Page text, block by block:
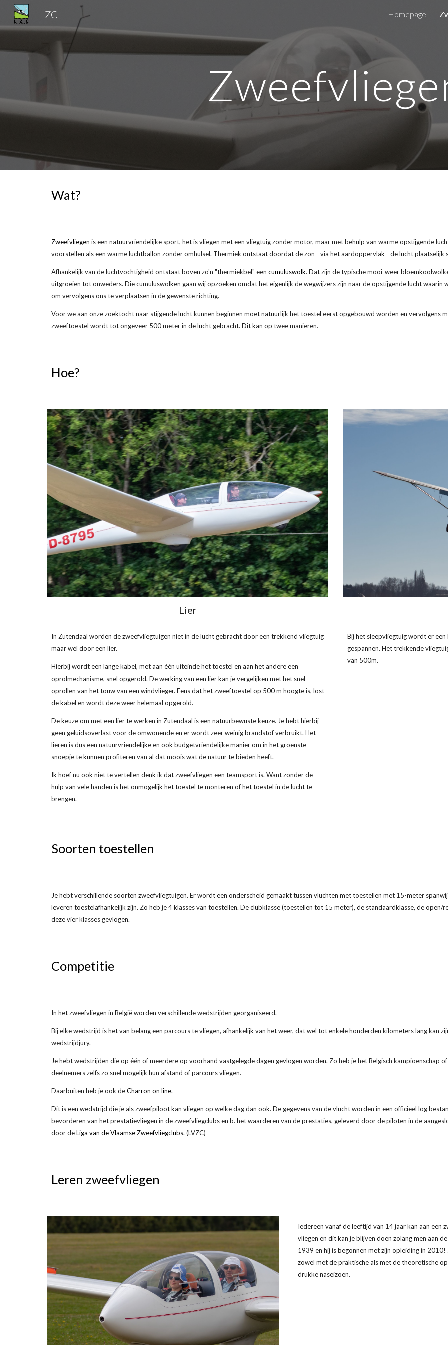
Skip to
LZC Homepage
Wat?
Zweefvliegen is een natuurvriendelijke sport, het is vliegen met een vliegtuig zonder motor, maar met behulp van warme opstijgende
voorstellen als een warme luchtballon zonder omhulsel. Thermiek ontstaat doordat de zon - via het aardoppervlak - de lucht plaatselijk
Afhankelijk van de luchtvochtigheid ontstaat boven zo'n "thermiekbel" een cumuluswolk. Dat zijn de typische mooi-weer
uitgroeien tot onweders. Die cumuluswolken gaan wij opzoeken omdat het eigenlijk de wegwijzers zijn naar de opstijgende lucht
om vervolgens ons te verplaatsen in de gewenste richting.
Voor we aan onze zoektocht naar stijgende lucht kunnen beginnen moet natuurlijk het toestel eerst opgebouwd worden en vervolgens
zweeftoestel wordt tot ongeveer 500 meter in de lucht gebracht. Dit kan op twee manieren.
Hoe?
Lier
In Zutendaal worden de zweefvliegtuigen niet in de lucht gebracht door een trekkend vliegtuig
maar wel door een lier.
Hierbij wordt een lange kabel, met aan één uiteinde het toestel en aan het andere een
oprolmechanisme, snel opgerold. De werking van een lier kan je vergelijken met het snel
oprollen van het touw van een windvlieger. Eens dat het zweeftoestel op 500 m hoogte is, lost
de kabel en wordt deze weer helemaal opgerold.
De keuze om met een lier te werken in Zutendaal is een natuurbewuste keuze. Je hebt hierbij
geen geluidsoverlast voor de omwonende en er wordt zeer weinig brandstof verbruikt. Het
lieren is dus een natuurvriendelijke en ook budgetvriendelijke manier om in het groenste
snoepje te kunnen profiteren van al dat moois wat de natuur te bieden heeft.
Ik hoef nu ook niet te vertellen denk ik dat zweefvliegen een teamsport is. Want zonder de
hulp van vele handen is het onmogelijk het toestel te monteren of het toestel in de lucht te
brengen.
Bij het sleepvliegtuig wordt er
gespannen. Het trekkende
van 500m.
Soorten toestellen
Je hebt verschillende soorten zweefvliegtuigen. Er wordt een onderscheid gemaakt tussen vluchten met toestellen met 15-meter
leveren toestelafhankelijk zijn. Zo heb je 4 klasses van toestellen. De clubklasse (toestellen tot 15 meter), de standaardklasse, de
deze vier klasses gevlogen.
Competitie
In het zweefvliegen in België worden verschillende wedstrijden georganiseerd.
Bij elke wedstrijd is het van belang een parcours te vliegen, afhankelijk van het weer, dat wel tot enkele honderden kilometers lang kan
wedstrijdjury.
Je hebt wedstrijden die op één of meerdere op voorhand vastgelegde dagen gevlogen worden. Zo heb je het Belgisch kampioenschap
deelnemers zelfs zo snel mogelijk hun afstand of parcours vliegen.
Daarbuiten heb je ook deCharron on line.
Dit is een wedstrijd die je als zweefpiloot kan vliegen op welke dag dan ook. De gegevens van de vlucht worden in een officieel log
bevorderen van het prestatievliegen in de zweefvliegclubs en b. het waarderen van de prestaties, geleverd door de piloten in de
door deLiga van de Vlaamse Zweefvliegclubs. (LVZC)
Leren zweefvliegen
Iedereen vanaf de leeftijd van 14 jaar kan aan een
vliegen en dit kan je blijven doen zolang men aan
1939 en hij is begonnen met zijn opleiding in
zowel met de praktische als met de theoretische
drukke naseizoen.